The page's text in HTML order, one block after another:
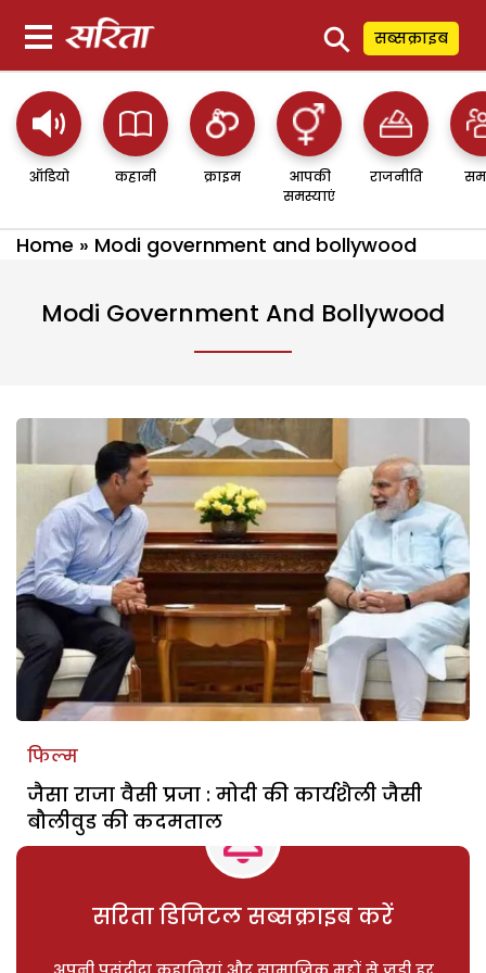
⚲ सब्सक्राइब
ऑडियो कहानी क्राइम
आपकी
समस्याएं
राजनीति
Home » Modi government and bollywood
Modi Government And Bollywood
फिल्म
जैसा राजा वैसी प्रजा : मोदी की कार्यशैली जैसी
बौलीवुड की कदमताल
सरिता डिजिटल सब्सक्राइब करें